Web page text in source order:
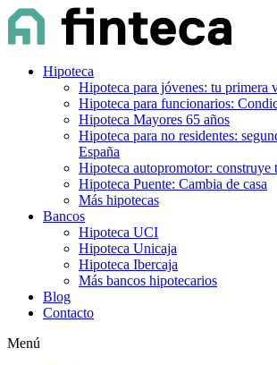
Hipoteca
Hipoteca para jóvenes: tu primera
Hipoteca para funcionarios:
Hipoteca Mayores 65 años
Hipoteca para no residentes:
España
Hipoteca autopromotor: construye
Hipoteca Puente: Cambia de casa
Más hipotecas
Bancos
Hipoteca UCI
Hipoteca Unicaja
Hipoteca Ibercaja
Más bancos hipotecarios
Blog
Contacto
Menú